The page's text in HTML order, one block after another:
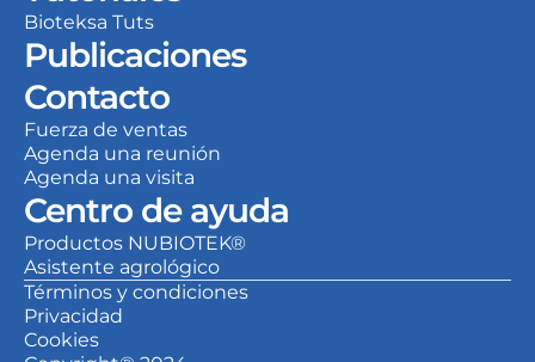
Centro de ayuda
Productos NUBIOTEK®
Asistente agrológico
Contacto
Fuerza de ventas
Agenda una reunión
Agenda una visita
Bioteksa Tuts
Publicaciones
Términos y condiciones
Privacidad
Cookies